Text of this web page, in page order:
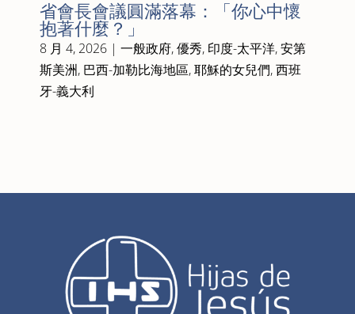
省會長會議圓滿落幕：「你心中懷
抱著什麼？」
8 月 4, 2026| 一般政府,優秀, 印度-太平洋,安第
斯美洲, 巴西-加勒比海地區,耶穌的女兒們,西班
牙-義大利